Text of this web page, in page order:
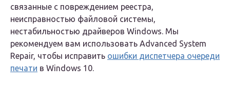
связанные с повреждением реестра,
неисправностью файловой системы,
нестабильностью драйверов Windows. Мы
рекомендуем вам использовать Advanced System
Repair, чтобы исправить ошибки диспетчера очереди
печати в Windows 10.